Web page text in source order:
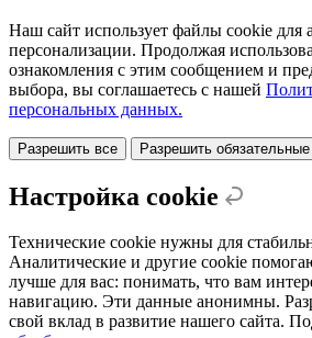
Наш сайт использует файлы cookie для
персонализации. Продолжая
ознакомления с этим сообщением и
выбора, вы соглашаетесь с нашей
персональных данных.
Разрешить все Разрешить обязательные
Настройка cookie
Технические cookie нужны для
Аналитические и другие cookie
лучше для вас: понимать, что вам
навигацию. Эти данные анонимны.
свой вклад в развитие нашего сайта.